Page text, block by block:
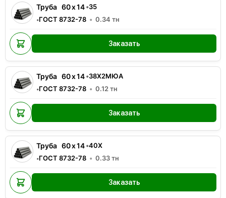
Труба 60x14•35
•ГОСТ 8732-78 0.34 тн
Заказать
Труба 60x14•38Х2МЮА
•ГОСТ 8732-78 0.12 тн
Заказать
Труба 60x14•40Х
•ГОСТ 8732-78 0.33тн
Заказать